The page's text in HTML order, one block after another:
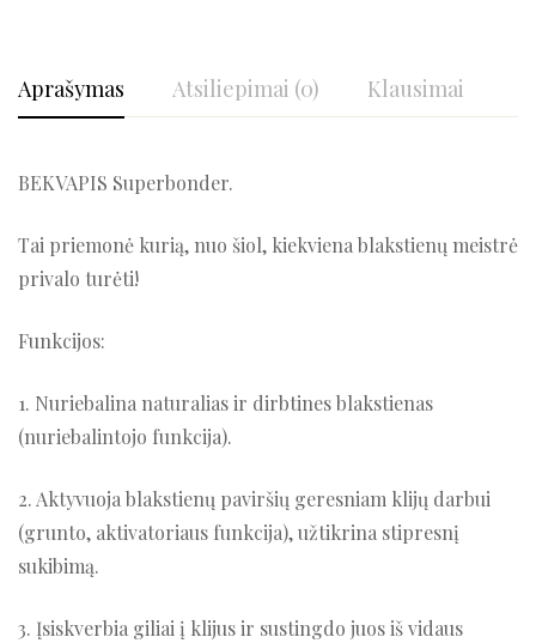
Aprašymas Atsiliepimai (0) Klausimai
BEKVAPIS Superbonder.
Tai priemonė kurią, nuo šiol, kiekviena blakstienų meistrė
privalo turėti!
Funkcijos:
1. Nuriebalina naturalias ir dirbtines blakstienas
(nuriebalintojo funkcija).
2. Aktyvuoja blakstienų paviršių geresniam klijų darbui
(grunto, aktivatoriaus funkcija), užtikrina stipresnį
sukibimą.
3. Įsiskverbia giliai į klijus ir sustingdo juos iš vidaus